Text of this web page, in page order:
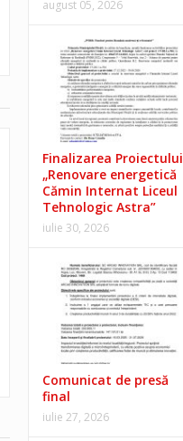
august 05, 2026
Finalizarea Proiectului
„Renovare energetică
Cămin Internat Liceul
Tehnologic Astra”
iulie 30, 2026
Comunicat de presă
final
iulie 27, 2026